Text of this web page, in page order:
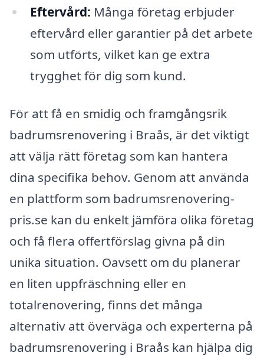
Eftervård: Många företag erbjuder
eftervård eller garantier på det arbete
som utförts, vilket kan ge extra
trygghet för dig som kund.
För att få en smidig och framgångsrik
badrumsrenovering i Braås, är det viktigt
att välja rätt företag som kan hantera
dina specifika behov. Genom att använda
en plattform som badrumsrenovering-
pris.se kan du enkelt jämföra olika företag
och få flera offertförslag givna på din
unika situation. Oavsett om du planerar
en liten uppfräschning eller en
totalrenovering, finns det många
alternativ att överväga och experterna på
badrumsrenovering i Braås kan hjälpa dig